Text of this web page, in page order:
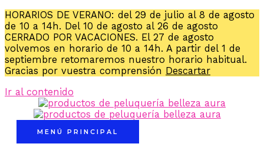
HORARIOS DE VERANO: del 29 de julio al 8 de agosto
de 10 a 14h. Del 10 de agosto al 26 de agosto
CERRADO POR VACACIONES. El 27 de agosto
volvemos en horario de 10 a 14h. A partir del 1 de
septiembre retomaremos nuestro horario habitual.
Gracias por vuestra comprensión Descartar
Ir al contenido
MENÚ PRINCIPAL